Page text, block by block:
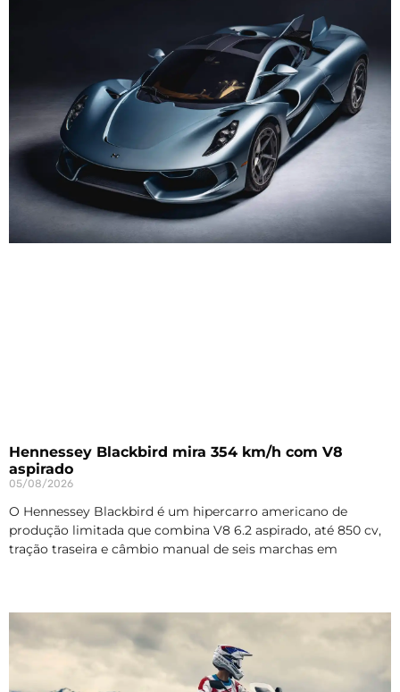
Hennessey Blackbird mira 354 km/h com V8
aspirado
05/08/2026
O Hennessey Blackbird é um hipercarro americano de
produção limitada que combina V8 6.2 aspirado, até 850 cv,
tração traseira e câmbio manual de seis marchas em